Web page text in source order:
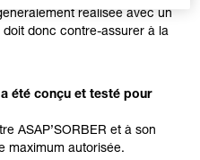
réalisée avec un
doit donc contre-assurer à la
a été conçu et testé pour
ASAP’SORBER et à son
maximum autorisée.